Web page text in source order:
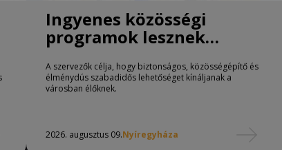
Ingyenes közösségi
programok lesznek
Nyíregyházán
A szervezők célja, hogy biztonságos, közösségépítő és
élménydús szabadidős lehetőséget kínáljanak a
városban élőknek.
2026. augusztus 09.Nyíregyháza